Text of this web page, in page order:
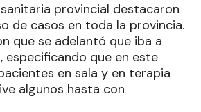
provincial destacaron
de casos en toda la provincia.
que se adelantó que iba a
especificando que en este
en sala y en terapia
algunos hasta con